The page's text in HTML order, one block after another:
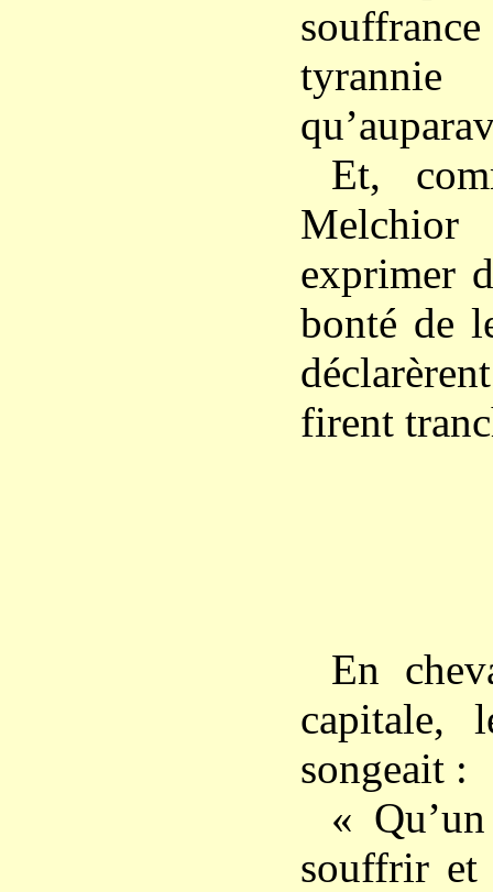
Et,
Melchior
exprimer
bonté de
firent
En
capitale,
songeait :
«
souffrir